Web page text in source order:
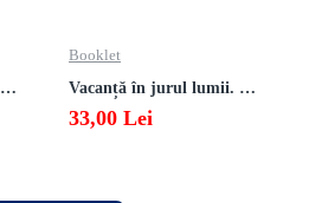
Vacanță în jurul lumii. Matematică clasa a VII-a – EDIȚIA 2026
Booklet
Vacanță în jurul lumii. Matematică clasa a VI-a – EDIȚIA 2026
33,00 Lei